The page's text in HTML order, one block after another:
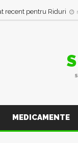
recent pentru Riduri
MEDICAMENTE